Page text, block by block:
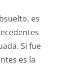
es
Si fue
es la